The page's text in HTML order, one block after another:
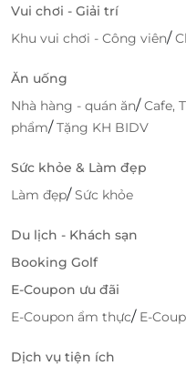
Vui chơi - Giải trí
Khu vui chơi - Công viên/
Ăn uống
Nhà hàng - quán ăn/Cafe,
phẩm/Tặng KH BIDV
Sức khỏe & Làm đẹp
Làm đẹp/Sức khỏe
Du lịch - Khách sạn
Booking Golf
E-Coupon ưu đãi
E-Coupon ẩm thực/ E-
Dịch vụ tiện ích